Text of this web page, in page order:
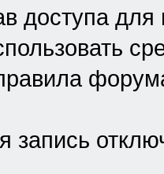
доступа
запись